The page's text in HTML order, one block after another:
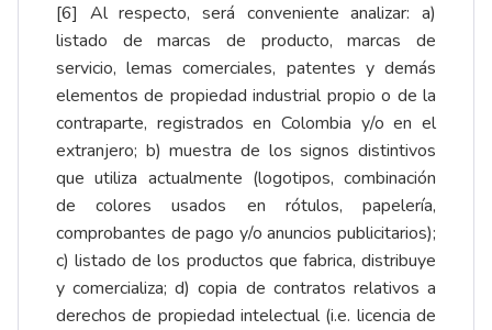
[6] Al respecto, será conveniente analizar: a)
listado de marcas de producto, marcas de
servicio, lemas comerciales, patentes y demás
elementos de propiedad industrial propio o de la
contraparte, registrados en Colombia y/o en el
extranjero; b) muestra de los signos distintivos
que utiliza actualmente (logotipos, combinación
de colores usados en rótulos, papelería,
comprobantes de pago y/o anuncios publicitarios);
c) listado de los productos que fabrica, distribuye
y comercializa; d) copia de contratos relativos a
derechos de propiedad intelectual (i.e. licencia de